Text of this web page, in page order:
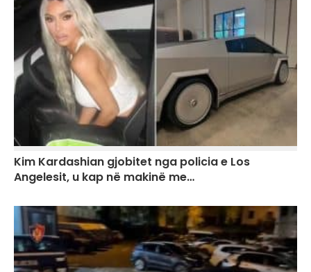
Kim Kardashian gjobitet nga policia e Los
Angelesit, u kap në makinë me…